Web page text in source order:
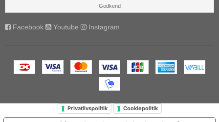
Godkend
Facebook Youtube Instagram
Privatlivspolitik Cookiepolitik